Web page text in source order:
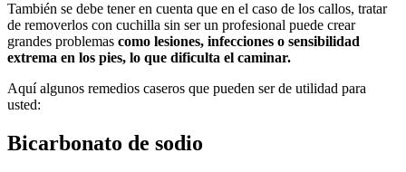
También se debe tener en cuenta que en el caso de los callos, tratar
de removerlos con cuchilla sin ser un profesional puede crear
grandes problemas como lesiones, infecciones o sensibilidad
extrema en los pies, lo que dificulta el caminar.
Aquí algunos remedios caseros que pueden ser de utilidad para
usted:
Bicarbonato de sodio